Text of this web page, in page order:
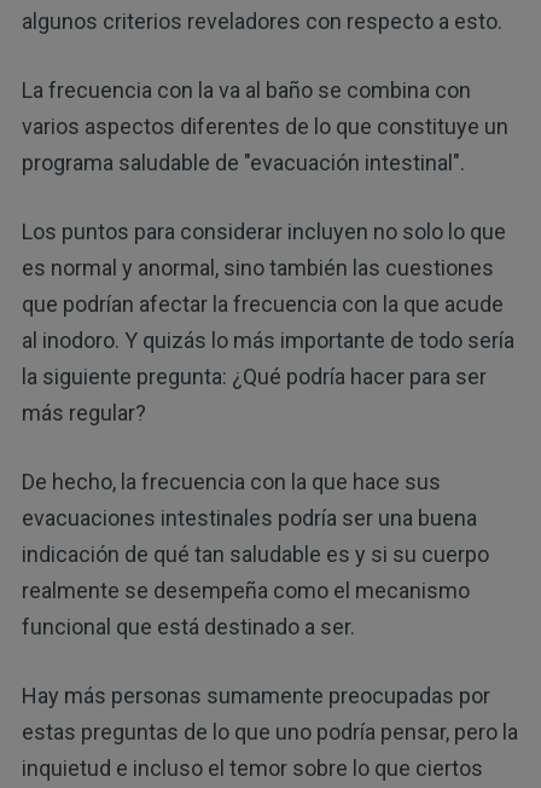
algunos criterios reveladores con respecto a esto.
La frecuencia con la va al baño se combina con
varios aspectos diferentes de lo que constituye un
programa saludable de "evacuación intestinal".
Los puntos para considerar incluyen no solo lo que
es normal y anormal, sino también las cuestiones
que podrían afectar la frecuencia con la que acude
al inodoro. Y quizás lo más importante de todo sería
la siguiente pregunta: ¿Qué podría hacer para ser
más regular?
De hecho, la frecuencia con la que hace sus
evacuaciones intestinales podría ser una buena
indicación de qué tan saludable es y si su cuerpo
realmente se desempeña como el mecanismo
funcional que está destinado a ser.
Hay más personas sumamente preocupadas por
estas preguntas de lo que uno podría pensar, pero la
inquietud e incluso el temor sobre lo que ciertos